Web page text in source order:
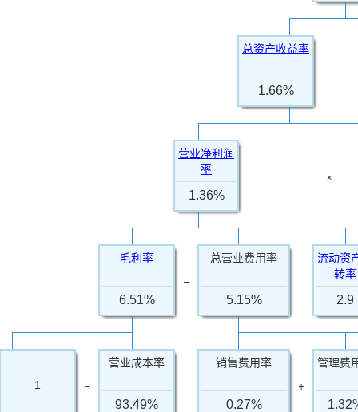
总资产收益率
1.66%
营业净利润
率
1.36%
×
毛利率
6.51%
−
总营业费用率
5.15%
流动资
转率
2.9
1 −
营业成本率
93.49%
销售费用率
0.27%
+
管理费